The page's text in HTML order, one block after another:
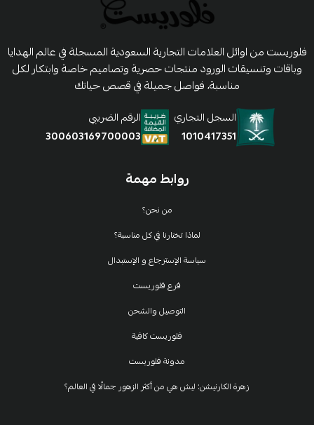
روابط مهمة
من نحن؟
لماذا تختارنا في كل مناسبة؟
سياسة الإسترجاع و الإستبدال
فرع فلوريست
التوصيل والشحن
فلوريست كافية
مدونة فلوريست
زهرة الكارنيشن: ليش هي من أكثر الزهور جمالًا في العالم؟
فلوريست من اوائل العلامات التجارية السعودية المسجلة في عالم الهدايا
وباقات وتنسيقات الورود منتجات حصرية وتصاميم خاصة وابتكار لكل
مناسبة، فواصل جميلة في قصص حياتك
السجل التجاري
1010417351
الرقم الضريبي
300603169700003